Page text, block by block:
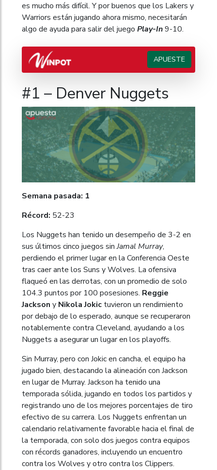
es mucho más difícil. Y por buenos que los Lakers y
Warriors están jugando ahora mismo, necesitarán
algo de ayuda para salir del juego Play-In9-10.
APUESTE
#1 – Denver Nuggets
Semana pasada: 1
Récord: 52-23
Los Nuggets han tenido un desempeño de 3-2 en
sus últimos cinco juegos sinJamal Murray,
perdiendo el primer lugar en la Conferencia Oeste
tras caer ante los Suns y Wolves. La ofensiva
flaqueó en las derrotas, con un promedio de solo
104.3 puntos por 100 posesiones. Reggie
Jackson y Nikola Jokic tuvieron un rendimiento
por debajo de lo esperado, aunque se recuperaron
notablemente contra Cleveland, ayudando a los
Nuggets a asegurar un lugar en los playoffs.
Sin Murray, pero con Jokic en cancha, el equipo ha
jugado bien, destacando la alineación con Jackson
en lugar de Murray. Jackson ha tenido una
temporada sólida, jugando en todos los partidos y
registrando uno de los mejores porcentajes de tiro
efectivo de su carrera. Los Nuggets enfrentan un
calendario relativamente favorable hacia el final de
la temporada, con solo dos juegos contra equipos
con récords ganadores, incluyendo un encuentro
contra los Wolves y otro contra los Clippers.